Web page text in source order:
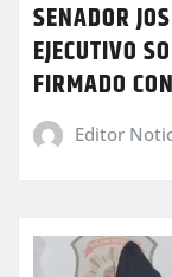
SENADOR
EJECUTIVO
FIRMADO
Editor